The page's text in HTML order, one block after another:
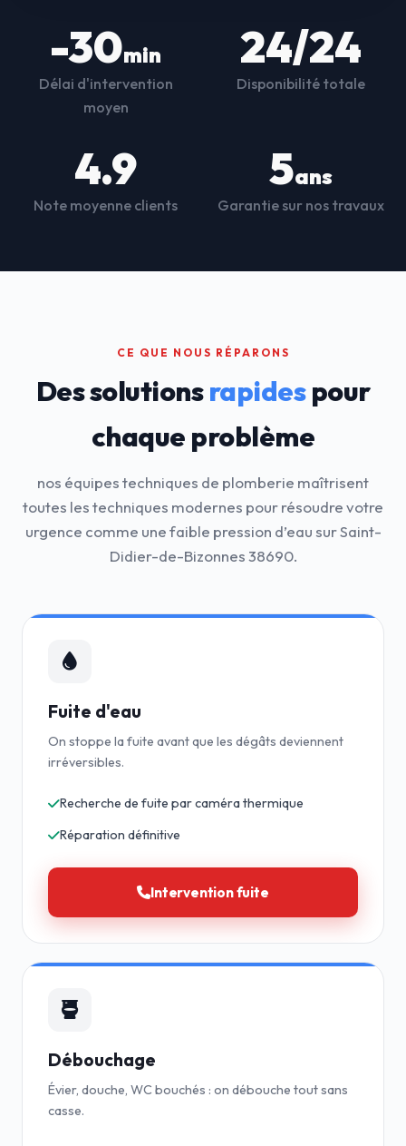
-30min
Délai d'intervention
moyen
24/24
Disponibilité totale
4.9
Note moyenne clients
5ans
Garantie sur nos travaux
CE QUE NOUS RÉPARONS
Des solutionsrapidespour
chaque problème
nos équipes techniques de plomberie maîtrisent
toutes les techniques modernes pour résoudre votre
urgence comme une faible pression d’eau sur Saint-
Didier-de-Bizonnes 38690.
Fuite d'eau
On stoppe la fuite avant que les dégâts deviennent
irréversibles.
Recherche de fuite par caméra thermique
Réparation définitive
Intervention fuite
Débouchage
Évier, douche, WC bouchés : on débouche tout sans
casse.